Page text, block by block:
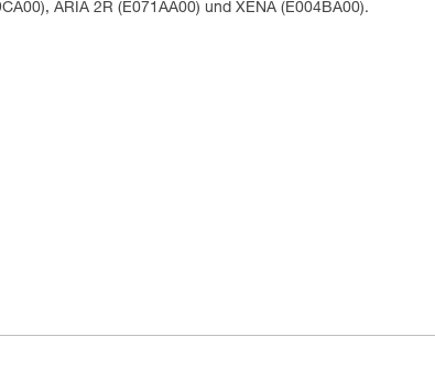
ARIA 2R (E071AA00) und XENA (E004BA00).